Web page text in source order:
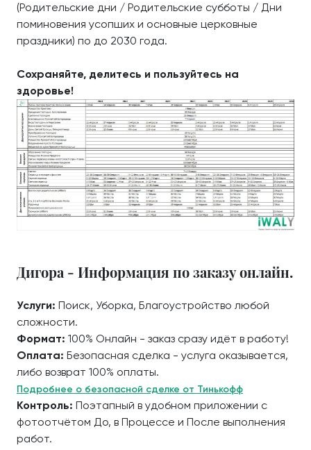
(Родительские дни / Родительские субботы / Дни
поминовения усопших и основные церковные
праздники) по до 2030 года.
Сохраняйте, делитесь и пользуйтесь на
здоровье!
Дигора - Информация по заказу онлайн.
Услуги: Поиск, Уборка, Благоустройство любой
сложности.
Формат: 100% Онлайн - заказ сразу идёт в работу!
Оплата: Безопасная сделка - услуга оказывается,
либо возврат 100% оплаты.
Подробнее о безопасной сделке от Тинькофф
Контроль: Поэтапный в удобном приложении с
фотоотчётом До, в Процессе и После выполнения
работ.